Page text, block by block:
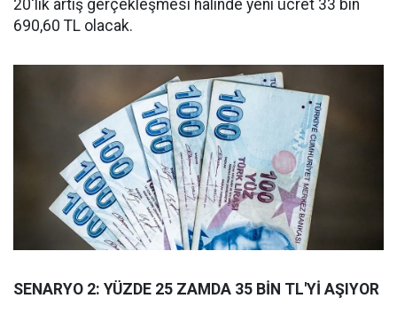
20'lik artış gerçekleşmesi halinde yeni ücret 33 bin
690,60 TL olacak.
SENARYO 2: YÜZDE 25 ZAMDA 35 BİN TL'Yİ AŞIYOR